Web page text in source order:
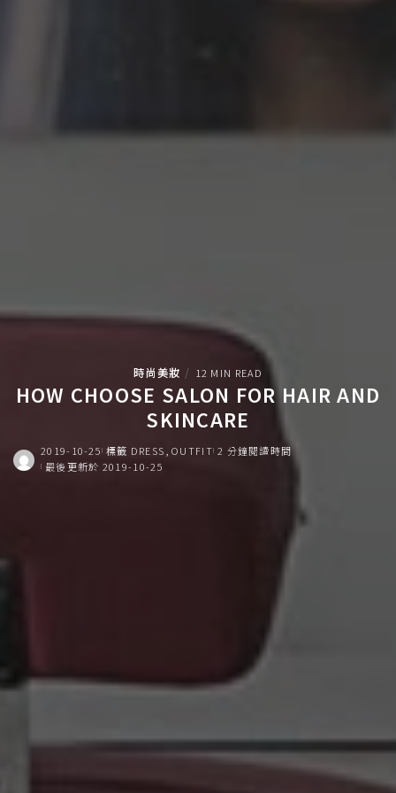
時尚美妝 12 MIN READ
HOW CHOOSE SALON FOR HAIR AND
SKINCARE
2019-10-25 標籤 DRESS OUTFIT 2 分鐘閱讀時間
最後更新於 2019-10-25